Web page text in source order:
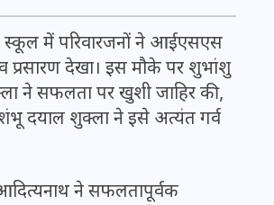
में परिवारजनों ने आईएसएस
प्रसारण देखा। इस मौके पर शुभांशु
ने सफलता पर खुशी जाहिर की,
दयाल शुक्ला ने इसे अत्यंत गर्व
ने सफलतापूर्वक